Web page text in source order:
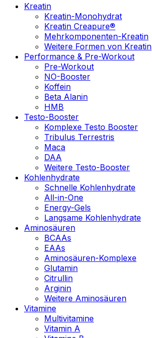
Kreatin
Kreatin-Monohydrat
Kreatin Creapure®
Mehrkomponenten-Kreatin
Weitere Formen von Kreatin
Performance & Pre-Workout
Pre-Workout
NO-Booster
Koffein
Beta Alanin
HMB
Testo-Booster
Komplexe Testo Booster
Tribulus Terrestris
Maca
DAA
Weitere Testo-Booster
Kohlenhydrate
Schnelle Kohlenhydrate
All-in-One
Energy-Gels
Langsame Kohlenhydrate
Aminosäuren
BCAAs
EAAs
Aminosäuren-Komplexe
Glutamin
Citrullin
Arginin
Weitere Aminosäuren
Vitamine
Multivitamine
Vitamin A